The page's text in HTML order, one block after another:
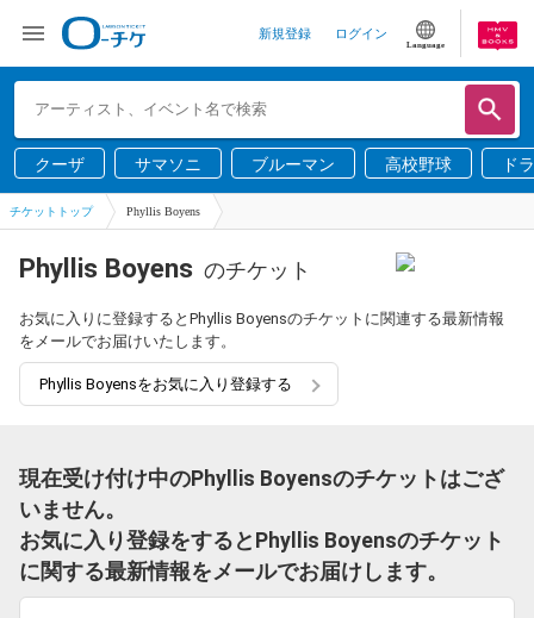
新規登録 ログイン
Language
クーザ サマソニ ブルーマン 高校野球 ド
チケットトップ Phyllis Boyens
Phyllis Boyens のチケット
お気に入りに登録するとPhyllis Boyensのチケットに関連する最新情報
をメールでお届けいたします。
Phyllis Boyensをお気に入り登録する
現在受け付け中のPhyllis Boyensのチケットはござ
いません。
お気に入り登録をするとPhyllis Boyensのチケット
に関する最新情報をメールでお届けします。